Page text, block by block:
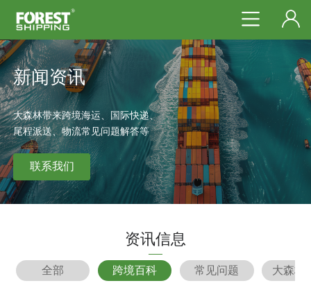
新闻资讯
大森林带来跨境海运、国际快递、
尾程派送、物流常见问题解答等
联系我们
资讯信息
全部 跨境百科 常见问题 大森林